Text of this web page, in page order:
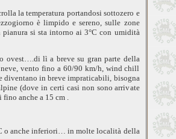
la temperatura portandosi sottozero e
è limpido e sereno, sulle zone
pianura si sta intorno ai3°C con umidità
ovest….di lì a breve su gran parte della
neve, vento fino a 60/90 km/h, wind chill
diventano in breve impraticabili, bisogna
(dove in certi casi non sono arrivate
fino anche a 15 cm.
o anche inferiori… in molte località della